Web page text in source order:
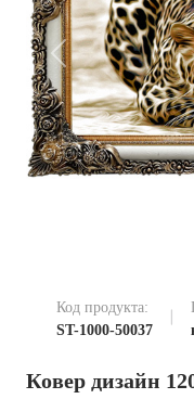
Previous
Код продукта:
ST-1000-50037
Ковер дизайн